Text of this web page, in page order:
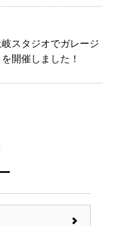
岐スタジオでガレージ
開催しました！